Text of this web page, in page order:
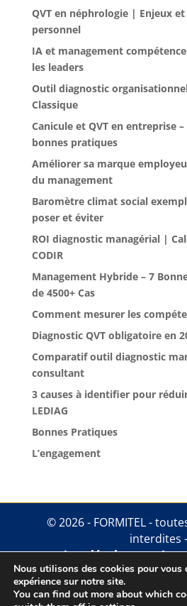
QVT en néphrologie | Enjeux
personnel
IA et management
les leaders
Outil diagnostic
Classique
Canicule et QVT en entreprise
bonnes pratiques
Améliorer sa marque
du management
Baromètre climat social
poser et éviter
ROI diagnostic managérial |
CODIR
Management Hybride – 7
de 4500+ Cas
Comment mesurer les
Diagnostic QVT obligatoire en
Comparatif outil diagnostic
consultant
3 causes à identifier pour
LEDIAG
Bonnes Pratiques
L’engagement
© 2026 - FORMITEL -
interdites -
mentions légales.gestion
Nous utilisons des cookies pour
expérience sur notre site.
You can find out more about which